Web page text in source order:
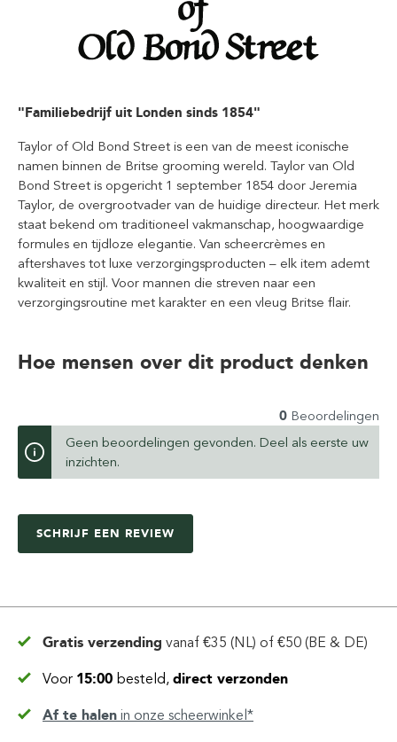
"Familiebedrijf uit Londen sinds 1854"
Taylor of Old Bond Street is een van de meest iconische
namen binnen de Britse grooming wereld. Taylor van Old
Bond Street is opgericht 1 september 1854 door Jeremia
Taylor, de overgrootvader van de huidige directeur. Het merk
staat bekend om traditioneel vakmanschap, hoogwaardige
formules en tijdloze elegantie. Van scheercrèmes en
aftershaves tot luxe verzorgingsproducten – elk item ademt
kwaliteit en stijl. Voor mannen die streven naar een
verzorgingsroutine met karakter en een vleug Britse flair.
Hoe mensen over dit product denken
0 Beoordelingen
Geen beoordelingen gevonden. Deel als eerste uw
inzichten.
SCHRIJF EEN REVIEW
Gratis verzending vanaf €35 (NL) of €50 (BE & DE)
Voor 15:00 besteld, direct verzonden
Af te halen in onze scheerwinkel*